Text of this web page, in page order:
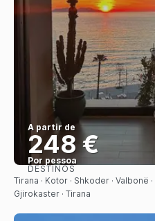
A partir de
248 €
Por pessoa
DESTINOS
Tirana · Kotor · Shkoder · Valbonë
Gjirokaster · Tirana